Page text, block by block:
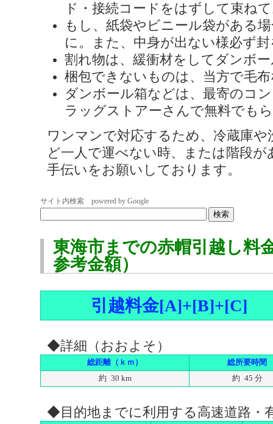
ド・接続コードをはずして束ね
もし、紙袋やビニール袋がある
に。また、中身が出ない様必ず
割れ物は、緩衝材をしてダンボ
梱包できないものは、当方で毛
ダンボール箱などは、最寄のコ
ラッグストアーさんで無料でも
ワンマンで対応するため、冷蔵庫
ど一人で運べない時、または階段
手伝いをお願いしております。
サイト内検索 powered by Google
東海市までの赤帽引越し料
参考金額）
引越料金[A]+[B]+[C]
◆詳細（おおよそ）
総距離（ｋｍ）
総所要時間
約 30 km
約 45 分
◆目的地までに利用する高速道路・